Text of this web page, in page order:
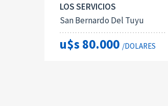
LOS SERVICIOS
San Bernardo Del Tuyu
u$s 80.000 /DOLARES